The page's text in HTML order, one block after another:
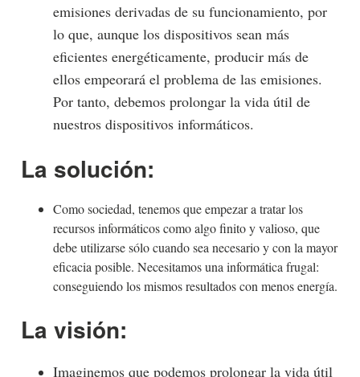
emisiones derivadas de su funcionamiento, por
lo que, aunque los dispositivos sean más
eficientes energéticamente, producir más de
ellos empeorará el problema de las emisiones.
Por tanto, debemos prolongar la vida útil de
nuestros dispositivos informáticos.
La solución:
Como sociedad, tenemos que empezar a tratar los
recursos informáticos como algo finito y valioso, que
debe utilizarse sólo cuando sea necesario y con la mayor
eficacia posible. Necesitamos una informática frugal:
conseguiendo los mismos resultados con menos energía.
La visión:
Imaginemos que podemos prolongar la vida útil